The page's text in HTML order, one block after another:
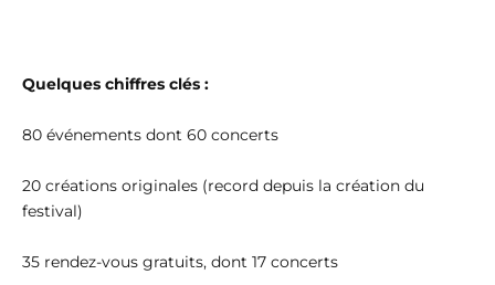
Quelques chiffres clés :
80 événements dont 60 concerts
20 créations originales (record depuis la création du
festival)
35 rendez-vous gratuits, dont 17 concerts